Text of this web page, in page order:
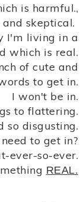
is harmful.,
skeptical.
I'm living in a
which is real.
of cute and
to get in.
I won't be in.
to flattering.
so disgusting.
to get in?
ever-so-ever.
REAL.